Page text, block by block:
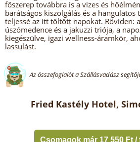
főszerep továbbra is a vizes és
barátságos kiszolgálás és a hangulatos
teljessé az itt töltött napokat. Röviden:
úszómedence és a jakuzzi triója, a
kiegészülve, igazi wellness-áramkör,
lassulást.
Az összefoglalót a Szállásvadász
Fried Kastély Hotel,
Csomagok már 17 550 Ft /